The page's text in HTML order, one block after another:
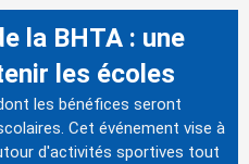
la BHTA : une
les écoles
les bénéfices seront
Cet événement vise à
d'activités sportives tout